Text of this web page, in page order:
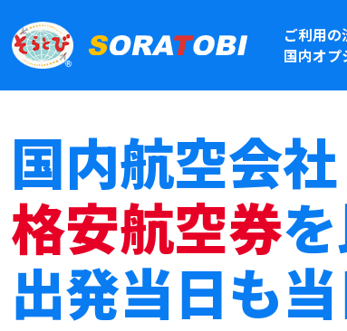
ご利用の
国内オプ
国内航空会
格安航空券
出発当日も